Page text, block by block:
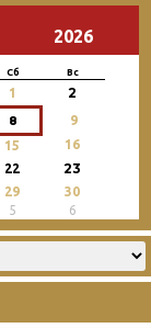
2026
Сб Вс
1 2
8
9
15
16
22 23
29
30
5 6